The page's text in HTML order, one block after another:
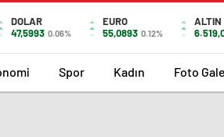
DOLAR
47,5993 0.06%
EURO
55,0893 0.12%
ALTIN
Spor Kadın Foto